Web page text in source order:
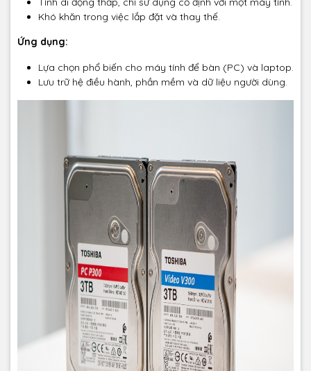
Khó khăn trong việc lắp đặt và thay thế.
Ứng dụng:
Lựa chọn phổ biến cho máy tính để bàn (PC) và laptop.
Lưu trữ hệ điều hành, phần mềm và dữ liệu người dùng.